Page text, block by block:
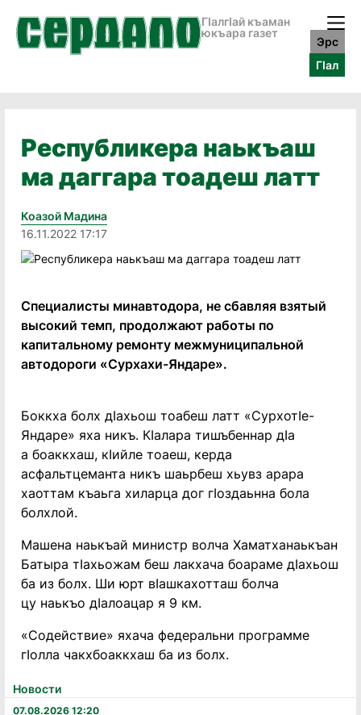
ГӀалгӀай къаман
юкъара газет
Эрс
ГӀал
Новости
07.08.2026 12:20
Республикера наькъаш
ма даггара тоадеш латт
Коазой Мадина
16.11.2022 17:17
Специалисты минавтодора, не сбавляя взятый
высокий темп, продолжают работы по
капитальному ремонту межмуниципальной
автодороги «Сурхахи-Яндаре».
Боккха болх дIахьош тоабеш латт «СурхотIе-
Яндаре» яха никъ. КIалара тишъбеннар дIа
а боаккхаш, кIийле тоаеш, керда
асфальтцеманта никъ шаьрбеш хьувз арара
хаоттам къаьга хиларца дог гIоздаьнна бола
болхлой.
Машена наькъай министр волча Хаматханаькъан
Батыра тIахьожам беш лакхача боараме дIахьош
ба из болх. Ши юрт вIашкахотташ болча
цу наькъо дIалоацар я 9 км.
«Содействие» яхача федеральни программе
гIолла чакхбоаккхаш ба из болх.